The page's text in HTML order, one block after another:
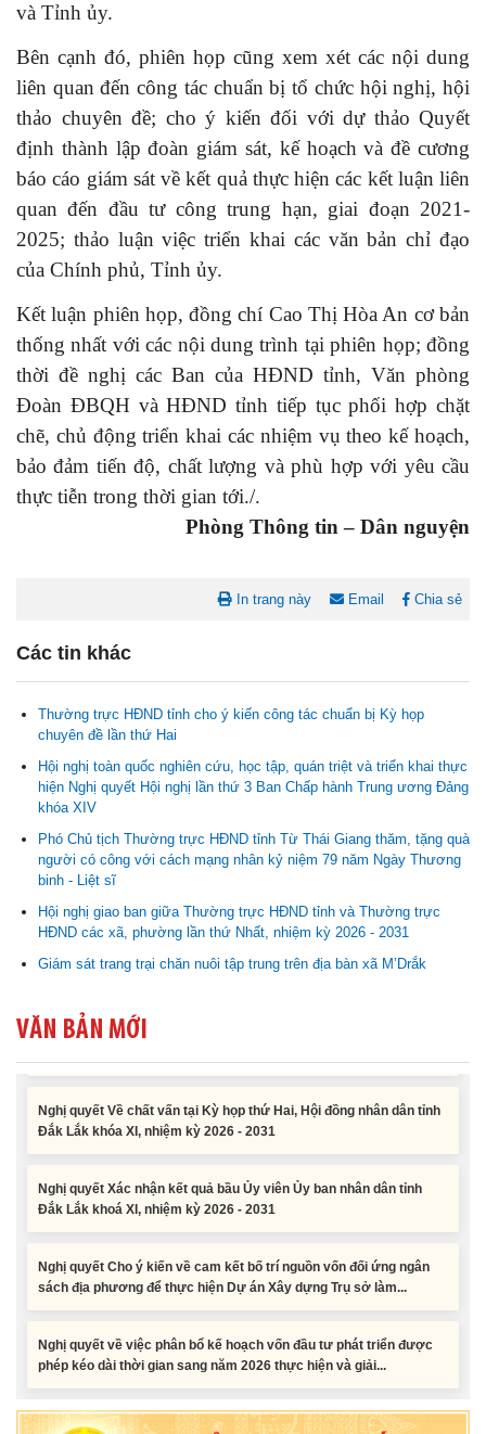
và Tỉnh ủy.
Bên cạnh đó, phiên họp cũng xem xét các nội dung
liên quan đến công tác chuẩn bị tổ chức hội nghị, hội
thảo chuyên đề; cho ý kiến đối với dự thảo Quyết
định thành lập đoàn giám sát, kế hoạch và đề cương
báo cáo giám sát về kết quả thực hiện các kết luận liên
quan đến đầu tư công trung hạn, giai đoạn 2021-
2025; thảo luận việc triển khai các văn bản chỉ đạo
của Chính phủ, Tỉnh ủy.
Kết luận phiên họp, đồng chí Cao Thị Hòa An cơ bản
thống nhất với các nội dung trình tại phiên họp; đồng
thời đề nghị các Ban của HĐND tỉnh, Văn phòng
Đoàn ĐBQH và HĐND tỉnh tiếp tục phối hợp chặt
chẽ, chủ động triển khai các nhiệm vụ theo kế hoạch,
bảo đảm tiến độ, chất lượng và phù hợp với yêu cầu
thực tiễn trong thời gian tới./.
Phòng Thông tin – Dân nguyện
In trang này Email Chia sẻ
Các tin khác
Thường trực HĐND tỉnh cho ý kiến công tác chuẩn bị Kỳ họp
chuyên đề lần thứ Hai
Hội nghị toàn quốc nghiên cứu, học tập, quán triệt và triển khai thực
hiện Nghị quyết Hội nghị lần thứ 3 Ban Chấp hành Trung ương Đảng
khóa XIV
Phó Chủ tịch Thường trực HĐND tỉnh Từ Thái Giang thăm, tặng quà
người có công với cách mạng nhân kỷ niệm 79 năm Ngày Thương
binh - Liệt sĩ
Hội nghị giao ban giữa Thường trực HĐND tỉnh và Thường trực
HĐND các xã, phường lần thứ Nhất, nhiệm kỳ 2026 - 2031
Giám sát trang trại chăn nuôi tập trung trên địa bàn xã M’Drắk
VĂN BẢN MỚI
Nghị quyết Cho ý kiến về cam kết bố trí nguồn vốn đối ứng ngân
sách địa phương để thực hiện Dự án Xây dựng Trụ sở làm...
Nghị quyết về việc phân bổ kế hoạch vốn đầu tư phát triển được
công năm 2026 nguồn vốn ngân sách địa phương (đợt 2)
Đắk Lắk khóa XI, nhiệm kỳ 2026 - 2031
Đắk Lắk khoá XI, nhiệm kỳ 2026 - 2031
sách địa phương để thực hiện Dự án Xây dựng Trụ sở làm...
phép kéo dài thời gian sang năm 2026 thực hiện và giải...
công năm 2026 nguồn vốn ngân sách địa phương (đợt 2)